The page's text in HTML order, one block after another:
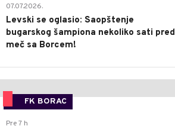
07.07.2026.
Levski se oglasio: Saopštenje
bugarskog šampiona nekoliko sati pred
meč sa Borcem!
FK BORAC
Pre 7 h